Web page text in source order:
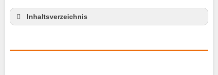
Inhaltsverzeichnis